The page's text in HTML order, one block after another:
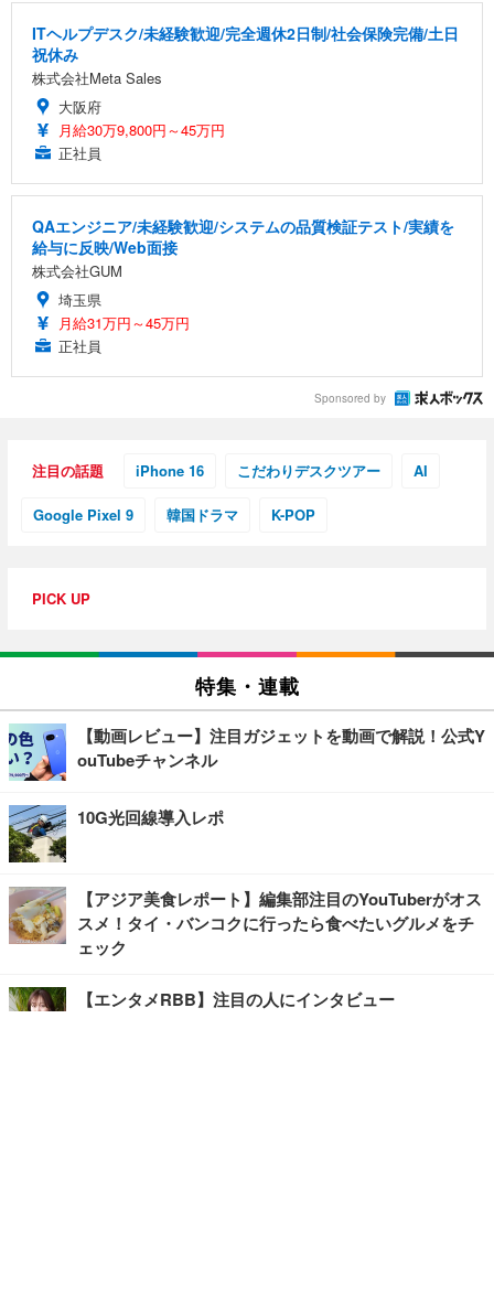
ITヘルプデスク/未経験歓迎/完全週休2日制/社会保険完備/土日
祝休み
株式会社Meta Sales
大阪府
月給30万9,800円～45万円
正社員
QAエンジニア/未経験歓迎/システムの品質検証テスト/実績を
給与に反映/Web面接
株式会社GUM
埼玉県
月給31万円～45万円
正社員
Sponsored by
注目の話題 iPhone 16 こだわりデスクツアー AI
Google Pixel 9 韓国ドラマ K-POP
PICK UP
特集・連載
【動画レビュー】注目ガジェットを動画で解説！公式Y
ouTubeチャンネル
10G光回線導入レポ
【アジア美食レポート】編集部注目のYouTuberがオス
スメ！タイ・バンコクに行ったら食べたいグルメをチ
ェック
【エンタメRBB】注目の人にインタビュー